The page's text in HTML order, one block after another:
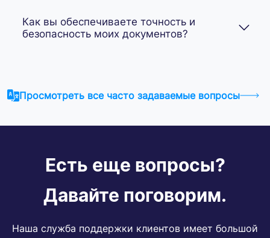
Как вы обеспечиваете точность и
безопасность моих документов?
Просмотреть все часто задаваемые вопросы
Есть еще вопросы?
Давайте поговорим.
Наша служба поддержки клиентов имеет большой